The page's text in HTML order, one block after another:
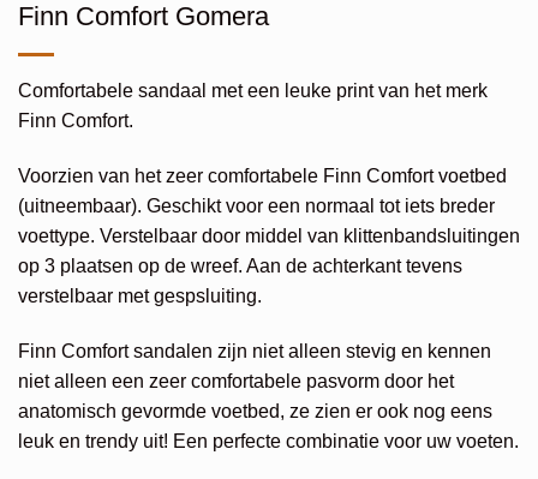
Finn Comfort Gomera
Comfortabele sandaal met een leuke print van het merk
Finn Comfort.
Voorzien van het zeer comfortabele Finn Comfort voetbed
(uitneembaar). Geschikt voor een normaal tot iets breder
voettype. Verstelbaar door middel van klittenbandsluitingen
op 3 plaatsen op de wreef. Aan de achterkant tevens
verstelbaar met gespsluiting.
Finn Comfort sandalen zijn niet alleen stevig en kennen
niet alleen een zeer comfortabele pasvorm door het
anatomisch gevormde voetbed, ze zien er ook nog eens
leuk en trendy uit! Een perfecte combinatie voor uw voeten.